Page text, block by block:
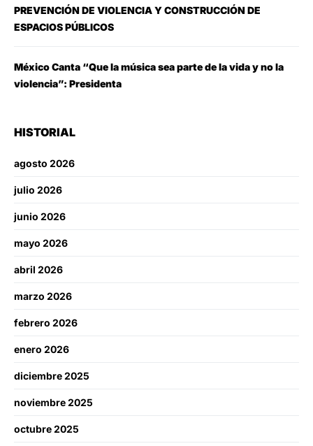
PREVENCIÓN DE VIOLENCIA Y CONSTRUCCIÓN DE
ESPACIOS PÚBLICOS
México Canta “Que la música sea parte de la vida y no la
violencia”: Presidenta
HISTORIAL
agosto 2026
julio 2026
junio 2026
mayo 2026
abril 2026
marzo 2026
febrero 2026
enero 2026
diciembre 2025
noviembre 2025
octubre 2025